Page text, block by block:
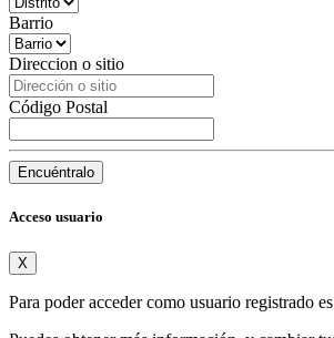
Barrio
Direccion o sitio
Código Postal
Encuéntralo
Acceso usuario
X
Para poder acceder como usuario registrado